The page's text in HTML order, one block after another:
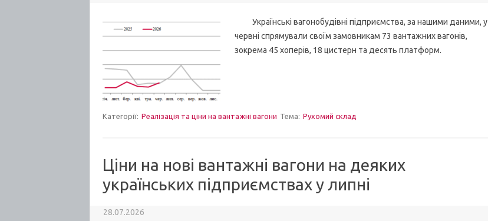
Українські вагонобудівні підприємства, за нашими даними, у
червні спрямували своїм замовникам 73 вантажних вагонів,
зокрема 45 хоперів, 18 цистерн та десять платформ.
Категорії: Реалізація та ціни на вантажні вагони Тема: Рухомий склад
Ціни на нові вантажні вагони на деяких
українських підприємствах у липні
28.07.2026